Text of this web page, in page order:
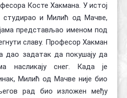
Косте Хакмана. У истој
студирао и Милић од Мачве,
представљао именом под
славу. Професор Хакман
дао задатак да покушају да
насликају снег. Када је
Милић од Мачве није био
рад био изложен међу